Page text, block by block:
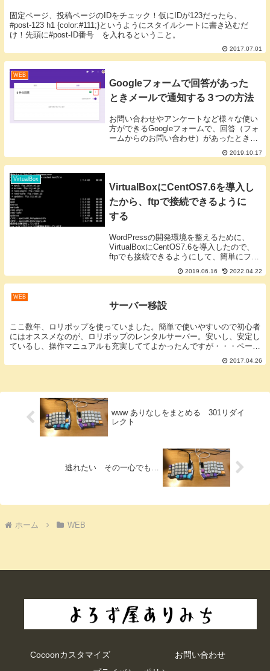
固定ページ、投稿ページのIDをチェック！仮にIDが123だったら、
#post-123 h1 {color:#111;}というようにスタイルシートに書き込むだ
け！先頭に#post-ID番号 を入れるということ。
2017.07.01
WEB
Googleフォームで回答があった
ときメールで通知する３つの方法
お問い合わせやアンケートなど様々な使い
方ができるGoogleフォームで、回答（フォ
ームからのお問い合わせ）があったとき、
メールで通知する３つの方法です。Google
フォームの通知を使うグーグルフォームの
設定画面、回答の欄を選択し３つの点を
2019.10.17
VirtualBox
VirtualBoxにCentOS7.6を導入し
たから、ftpで接続できるように
する
WordPressの開発環境を整えるために、
VirtualBoxにCentOS7.6を導入したので、
ftpでも接続できるようにして、簡単にファ
イル管理ができるようにします。環境ホス
ト：macOS Mojava バージョン 10.14.5ゲ
ス...
2019.06.16 2022.04.22
WEB
サーバー移設
ここ数年、ロリポップを使っていました。簡単で使いやすいので初心者
にはオススメなのが、ロリポップのレンタルサーバー。安いし、安定し
ているし、操作マニュアルも充実しててよかったんですが・・・ページ
2017.04.26
www ありなしをまとめる 301リダイ
レクト
逃れたい その一心でも…
ホーム WEB
Cocoonカスタマイズ
お問い合わせ